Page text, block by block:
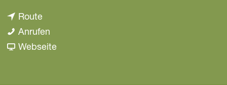
Routeb
i
s
Anrufen
K
Webseitea